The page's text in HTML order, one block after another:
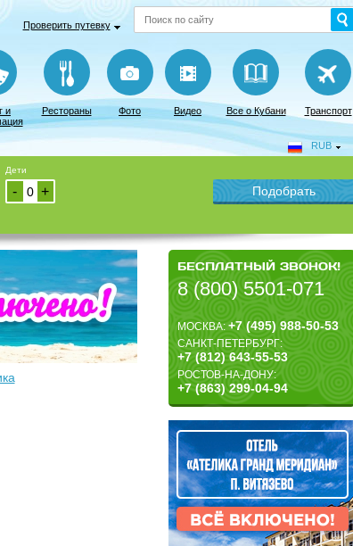
Проверить путевку
и
Рестораны Фото Видео Все о Кубани Транспорт
RUB
Дети
+
-
БЕСПЛАТНЫЙ ЗВОНОК!
8 (800) 5501-071
МОСКВА:+7 (495) 988-50-53
САНКТ-ПЕТЕРБУРГ:
+7 (812) 643-55-53
РОСТОВ-НА-ДОНУ:
+7 (863) 299-04-94